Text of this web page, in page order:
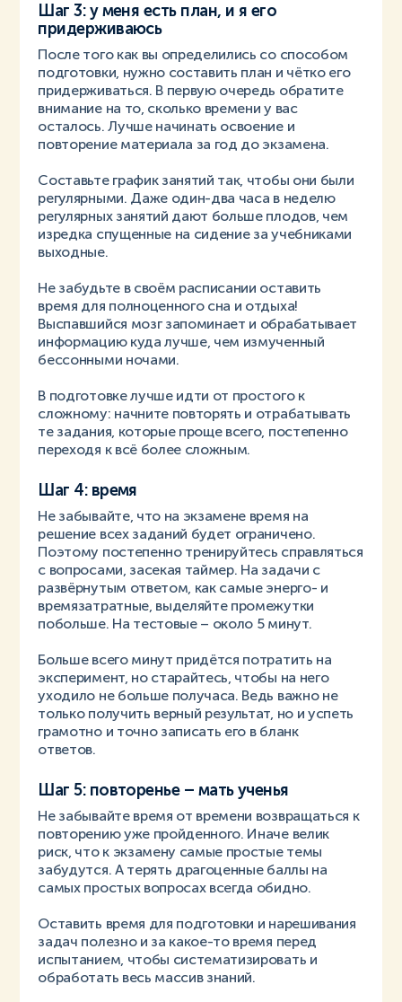
Шаг 3: у меня есть план, и я его
придерживаюсь
После того как вы определились со способом
подготовки, нужно составить план и чётко его
придерживаться. В первую очередь обратите
внимание на то, сколько времени у вас
осталось. Лучше начинать освоение и
повторение материала за год до экзамена.
Составьте график занятий так, чтобы они были
регулярными. Даже один-два часа в неделю
регулярных занятий дают больше плодов, чем
изредка спущенные на сидение за учебниками
выходные.
Не забудьте в своём расписании оставить
время для полноценного сна и отдыха!
Выспавшийся мозг запоминает и обрабатывает
информацию куда лучше, чем измученный
бессонными ночами.
В подготовке лучше идти от простого к
сложному: начните повторять и отрабатывать
те задания, которые проще всего, постепенно
переходя к всё более сложным.
Шаг 4: время
Не забывайте, что на экзамене время на
решение всех заданий будет ограничено.
Поэтому постепенно тренируйтесь справляться
с вопросами, засекая таймер. На задачи с
развёрнутым ответом, как самые энерго- и
времязатратные, выделяйте промежутки
побольше. На тестовые – около 5 минут.
Больше всего минут придётся потратить на
эксперимент, но старайтесь, чтобы на него
уходило не больше получаса. Ведь важно не
только получить верный результат, но и успеть
грамотно и точно записать его в бланк
ответов.
Шаг 5: повторенье – мать ученья
Не забывайте время от времени возвращаться к
повторению уже пройденного. Иначе велик
риск, что к экзамену самые простые темы
забудутся. А терять драгоценные баллы на
самых простых вопросах всегда обидно.
Оставить время для подготовки и нарешивания
задач полезно и за какое-то время перед
испытанием, чтобы систематизировать и
обработать весь массив знаний.